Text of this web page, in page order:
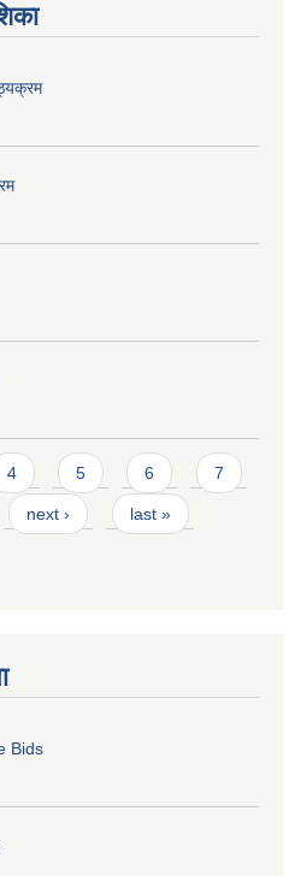
4 5 6 7
next › last »
Bids